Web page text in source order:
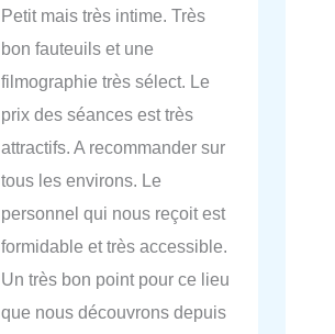
Petit mais très intime. Très
bon fauteuils et une
filmographie très sélect. Le
prix des séances est très
attractifs. A recommander sur
tous les environs. Le
personnel qui nous reçoit est
formidable et très accessible.
Un très bon point pour ce lieu
que nous découvrons depuis